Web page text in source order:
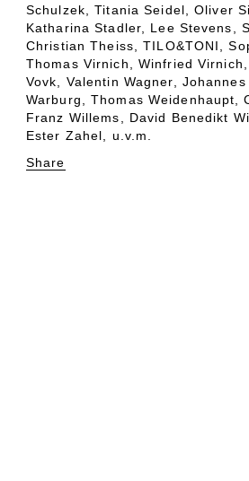
Schulzek, Titania Seidel, Oliver
Katharina Stadler, Lee Stevens,
Christian Theiss, TILO&TONI,
Thomas Virnich, Winfried
Vovk, Valentin Wagner,
Warburg, Thomas Weidenhaupt,
Franz Willems, David Benedikt
Ester Zahel, u.v.m.
Share